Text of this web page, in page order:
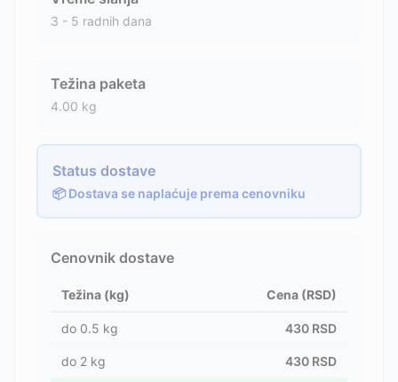
3 - 5 radnih dana
Težina paketa
4.00 kg
Status dostave
📦 Dostava se naplaćuje prema cenovniku
Cenovnik dostave
Težina (kg) Cena (RSD)
do 0.5 kg 430 RSD
do 2 kg 430 RSD